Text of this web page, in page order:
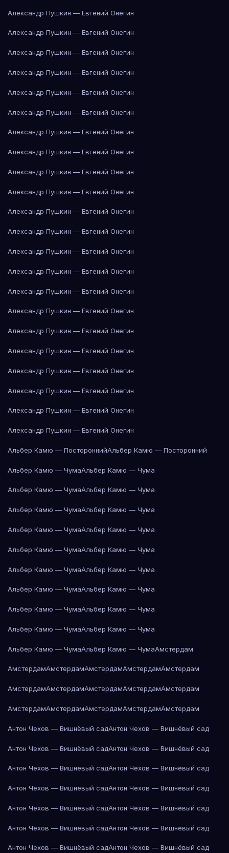
Александр Пушкин — Евгений Онегин
Александр Пушкин — Евгений Онегин
Александр Пушкин — Евгений Онегин
Александр Пушкин — Евгений Онегин
Александр Пушкин — Евгений Онегин
Александр Пушкин — Евгений Онегин
Александр Пушкин — Евгений Онегин
Александр Пушкин — Евгений Онегин
Александр Пушкин — Евгений Онегин
Александр Пушкин — Евгений Онегин
Александр Пушкин — Евгений Онегин
Александр Пушкин — Евгений Онегин
Александр Пушкин — Евгений Онегин
Александр Пушкин — Евгений Онегин
Александр Пушкин — Евгений Онегин
Александр Пушкин — Евгений Онегин
Александр Пушкин — Евгений Онегин
Александр Пушкин — Евгений Онегин
Александр Пушкин — Евгений Онегин
Александр Пушкин — Евгений Онегин
Александр Пушкин — Евгений Онегин
Александр Пушкин — Евгений Онегин
Альбер Камю — ПостороннийАльбер Камю — Посторонний
Альбер Камю — ЧумаАльбер Камю — Чума
Альбер Камю — ЧумаАльбер Камю — Чума
Альбер Камю — ЧумаАльбер Камю — Чума
Альбер Камю — ЧумаАльбер Камю — Чума
Альбер Камю — ЧумаАльбер Камю — Чума
Альбер Камю — ЧумаАльбер Камю — Чума
Альбер Камю — ЧумаАльбер Камю — Чума
Альбер Камю — ЧумаАльбер Камю — Чума
Альбер Камю — ЧумаАльбер Камю — Чума
Альбер Камю — ЧумаАльбер Камю — ЧумаАмстердам
АмстердамАмстердамАмстердамАмстердамАмстердам
АмстердамАмстердамАмстердамАмстердамАмстердам
АмстердамАмстердамАмстердамАмстердамАмстердам
Антон Чехов — Вишнёвый садАнтон Чехов — Вишнёвый сад
Антон Чехов — Вишнёвый садАнтон Чехов — Вишнёвый сад
Антон Чехов — Вишнёвый садАнтон Чехов — Вишнёвый сад
Антон Чехов — Вишнёвый садАнтон Чехов — Вишнёвый сад
Антон Чехов — Вишнёвый садАнтон Чехов — Вишнёвый сад
Антон Чехов — Вишнёвый садАнтон Чехов — Вишнёвый сад
Антон Чехов — Вишнёвый садАнтон Чехов — Вишнёвый сад